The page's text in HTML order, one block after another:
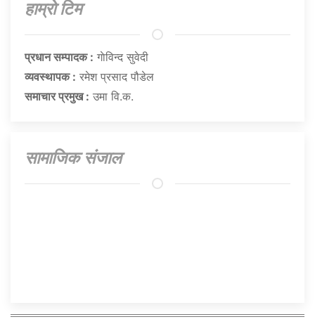
हाम्राे टिम
प्रधान सम्पादक : गाेविन्द सुवेदी
व्यवस्थापक : रमेश प्रसाद पौडेल
समाचार प्रमुख : उमा वि.क.
सामाजिक संजाल